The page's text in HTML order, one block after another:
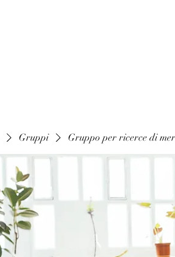
Gruppi Gruppo per ricerce di